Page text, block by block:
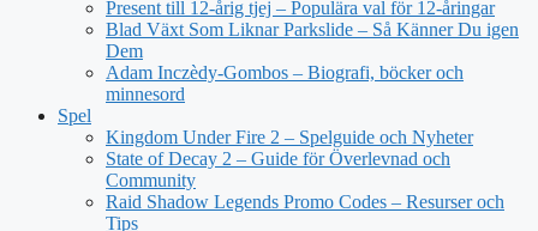
Present till 12-årig tjej – Populära val för 12-åringar
Blad Växt Som Liknar Parkslide – Så Känner Du igen
Dem
Adam Inczèdy-Gombos – Biografi, böcker och
minnesord
Spel
Kingdom Under Fire 2 – Spelguide och Nyheter
State of Decay 2 – Guide för Överlevnad och
Community
Raid Shadow Legends Promo Codes – Resurser och
Tips